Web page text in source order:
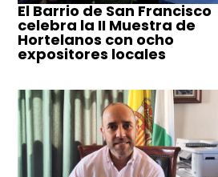
El Barrio de San Francisco
celebra la II Muestra de
Hortelanos con ocho
expositores locales